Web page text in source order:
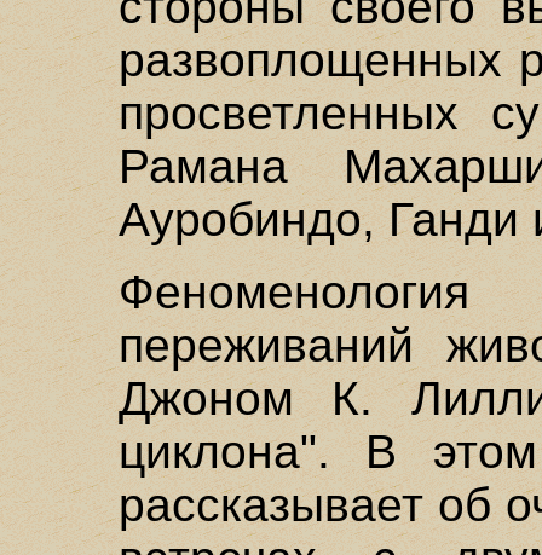
развоплощенных
просветленных
Рамана
Ауробиндо, Ганди
переживаний
Джоном К.
циклона". В
рассказывает об